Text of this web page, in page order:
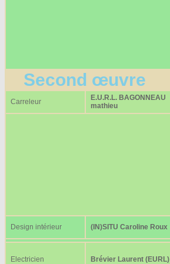
Second œuvre
Carreleur
E.U.R.L. BAGONNEAU
mathieu
Design intérieur (IN)SITU Caroline Roux
Electricien Brévier Laurent (EURL)